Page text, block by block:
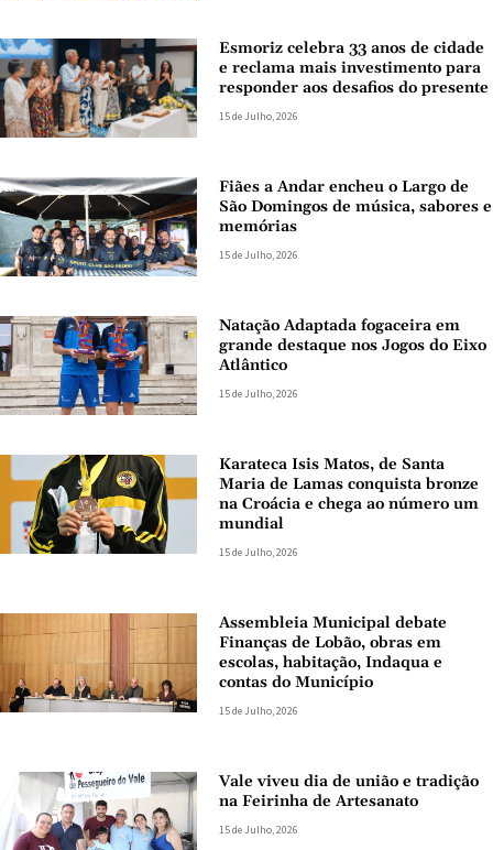
Esmoriz celebra 33 anos de cidade
e reclama mais investimento para
responder aos desafios do presente
15 de Julho, 2026
Fiães a Andar encheu o Largo de
São Domingos de música, sabores e
memórias
15 de Julho, 2026
Natação Adaptada fogaceira em
grande destaque nos Jogos do Eixo
Atlântico
15 de Julho, 2026
Karateca Isis Matos, de Santa
Maria de Lamas conquista bronze
na Croácia e chega ao número um
mundial
15 de Julho, 2026
Assembleia Municipal debate
Finanças de Lobão, obras em
escolas, habitação, Indaqua e
contas do Município
15 de Julho, 2026
Vale viveu dia de união e tradição
na Feirinha de Artesanato
15 de Julho, 2026